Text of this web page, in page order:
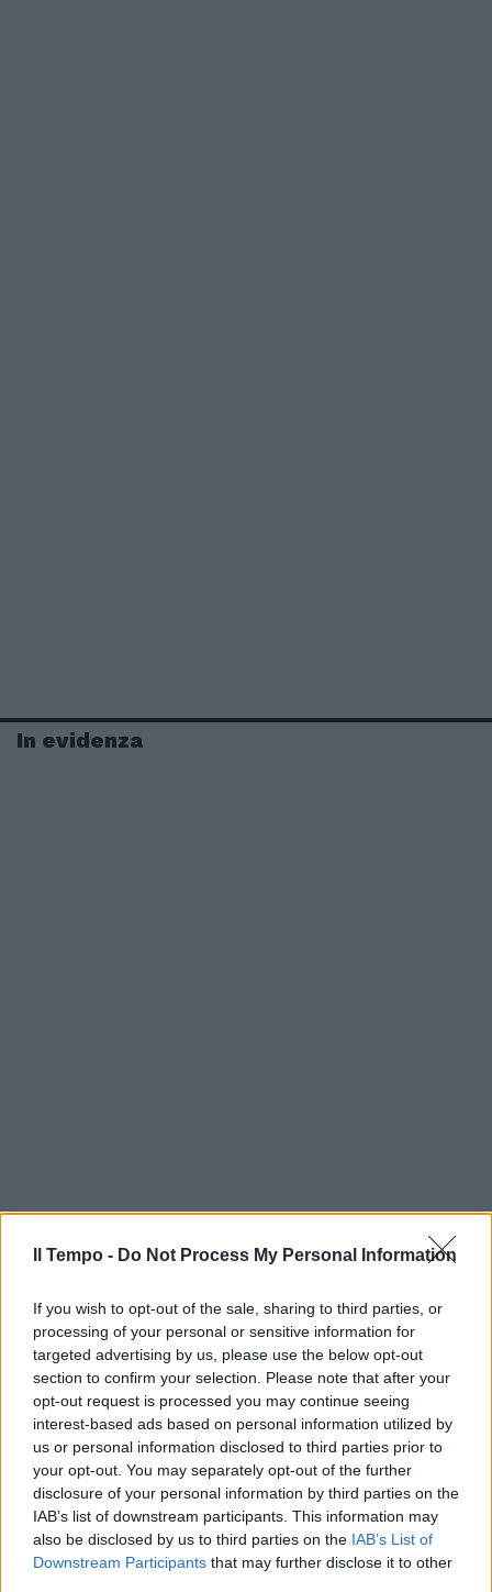
Il Tempo - Do Not Process My Personal Information
If you wish to opt-out of the sale, sharing to third parties, or
processing of your personal or sensitive information for
targeted advertising by us, please use the below opt-out
section to confirm your selection. Please note that after your
opt-out request is processed you may continue seeing
interest-based ads based on personal information utilized by
us or personal information disclosed to third parties prior to
your opt-out. You may separately opt-out of the further
disclosure of your personal information by third parties on the
IAB’s list of downstream participants. This information may
also be disclosed by us to third parties on the IAB’s List of
Downstream Participants that may further disclose it to other
In evidenza